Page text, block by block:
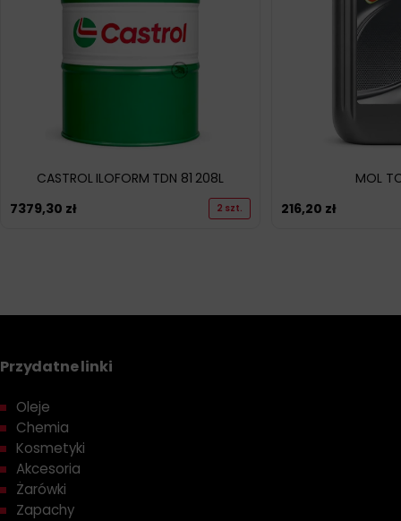
CASTROL ILOFORM TDN 81 208L
7379,30 zł 2 szt.
MOL
216,20 zł
Przydatne linki
Oleje
Chemia
Kosmetyki
Akcesoria
Żarówki
Zapachy